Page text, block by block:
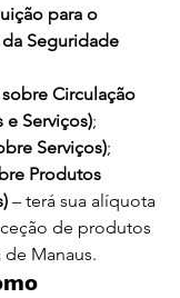
para o
Seguridade
Circulação
Serviços);
Serviços);
Produtos
– terá sua alíquota
de produtos
de Manaus.